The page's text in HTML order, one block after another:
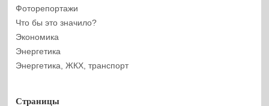
Фоторепортажи
Что бы это значило?
Экономика
Энергетика
Энергетика, ЖКХ, транспорт
Страницы